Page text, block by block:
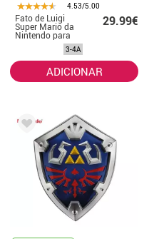
4.53/5.00
Fato de Luigi
Super Mario da
Nintendo para
29.99€
3-4A
ADICIONAR